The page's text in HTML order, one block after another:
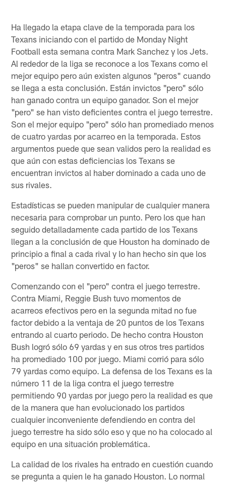
Ha llegado la etapa clave de la temporada para los
Texans iniciando con el partido de Monday Night
Football esta semana contra Mark Sanchez y los Jets.
Al rededor de la liga se reconoce a los Texans como el
mejor equipo pero aún existen algunos "peros" cuando
se llega a esta conclusión. Están invictos "pero" sólo
han ganado contra un equipo ganador. Son el mejor
"pero" se han visto deficientes contra el juego terrestre.
Son el mejor equipo "pero" sólo han promediado menos
de cuatro yardas por acarreo en la temporada. Estos
argumentos puede que sean validos pero la realidad es
que aún con estas deficiencias los Texans se
encuentran invictos al haber dominado a cada uno de
sus rivales.
Estadísticas se pueden manipular de cualquier manera
necesaria para comprobar un punto. Pero los que han
seguido detalladamente cada partido de los Texans
llegan a la conclusión de que Houston ha dominado de
principio a final a cada rival y lo han hecho sin que los
"peros" se hallan convertido en factor.
Comenzando con el "pero" contra el juego terrestre.
Contra Miami, Reggie Bush tuvo momentos de
acarreos efectivos pero en la segunda mitad no fue
factor debido a la ventaja de 20 puntos de los Texans
entrando al cuarto periodo. De hecho contra Houston
Bush logró sólo 69 yardas y en sus otros tres partidos
ha promediado 100 por juego. Miami corrió para sólo
79 yardas como equipo. La defensa de los Texans es la
número 11 de la liga contra el juego terrestre
permitiendo 90 yardas por juego pero la realidad es que
de la manera que han evolucionado los partidos
cualquier inconveniente defendiendo en contra del
juego terrestre ha sido sólo eso y que no ha colocado al
equipo en una situación problemática.
La calidad de los rivales ha entrado en cuestión cuando
se pregunta a quien le ha ganado Houston. Lo normal